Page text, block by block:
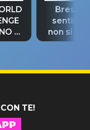
si
Bresh:
non si
fino alla
TE!